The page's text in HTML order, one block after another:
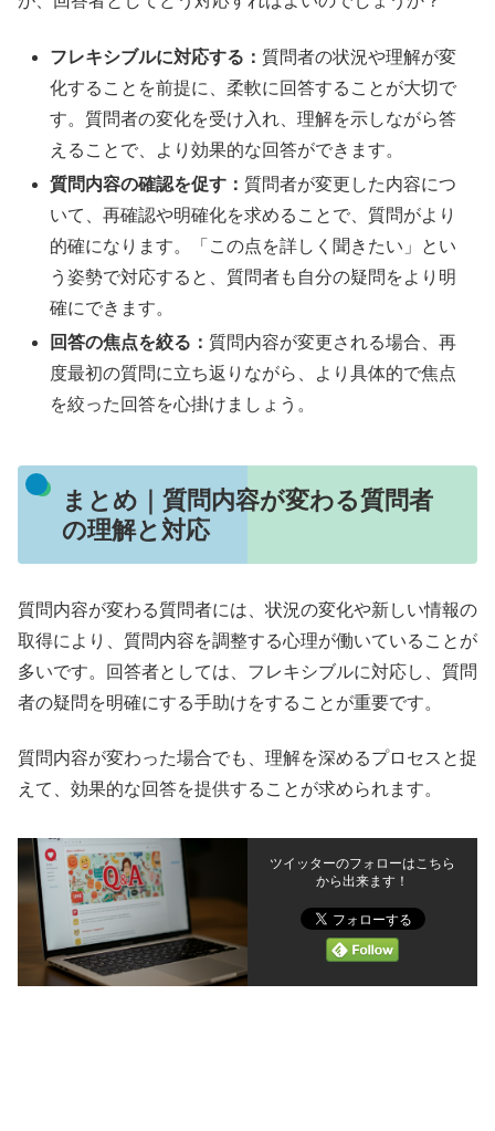
フレキシブルに対応する： 質問者の状況や理解が変
化することを前提に、柔軟に回答することが大切で
す。質問者の変化を受け入れ、理解を示しながら答
えることで、より効果的な回答ができます。
質問内容の確認を促す： 質問者が変更した内容につ
いて、再確認や明確化を求めることで、質問がより
的確になります。「この点を詳しく聞きたい」とい
う姿勢で対応すると、質問者も自分の疑問をより明
確にできます。
回答の焦点を絞る： 質問内容が変更される場合、再
度最初の質問に立ち返りながら、より具体的で焦点
を絞った回答を心掛けましょう。
まとめ｜質問内容が変わる質問者
の理解と対応
質問内容が変わる質問者には、状況の変化や新しい情報の
取得により、質問内容を調整する心理が働いていることが
多いです。回答者としては、フレキシブルに対応し、質問
者の疑問を明確にする手助けをすることが重要です。
質問内容が変わった場合でも、理解を深めるプロセスと捉
えて、効果的な回答を提供することが求められます。
ツイッターのフォローはこちら
から出来ます！